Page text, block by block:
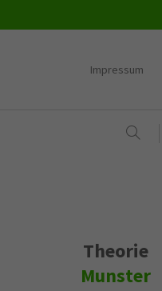
Impressum
Theorie
Munster